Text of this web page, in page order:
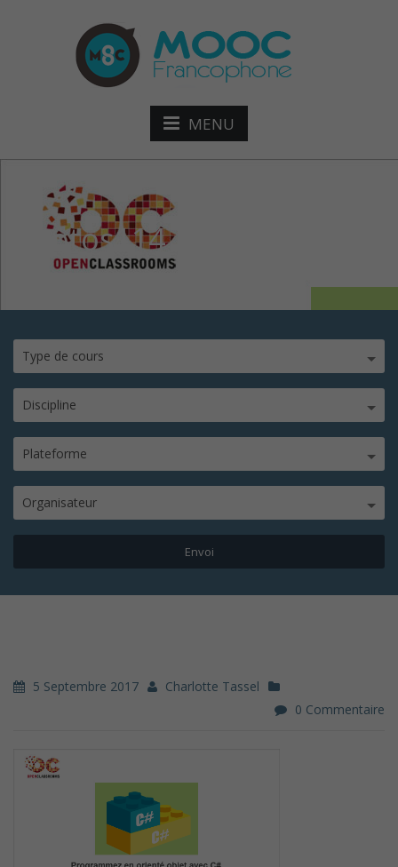
MENU
photos114
Type de cours
Discipline
Plateforme
Organisateur
5 Septembre 2017
Charlotte Tassel
0 Commentaire